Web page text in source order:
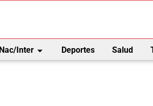
Nac/Interarrow_drop_down Deportes Salud